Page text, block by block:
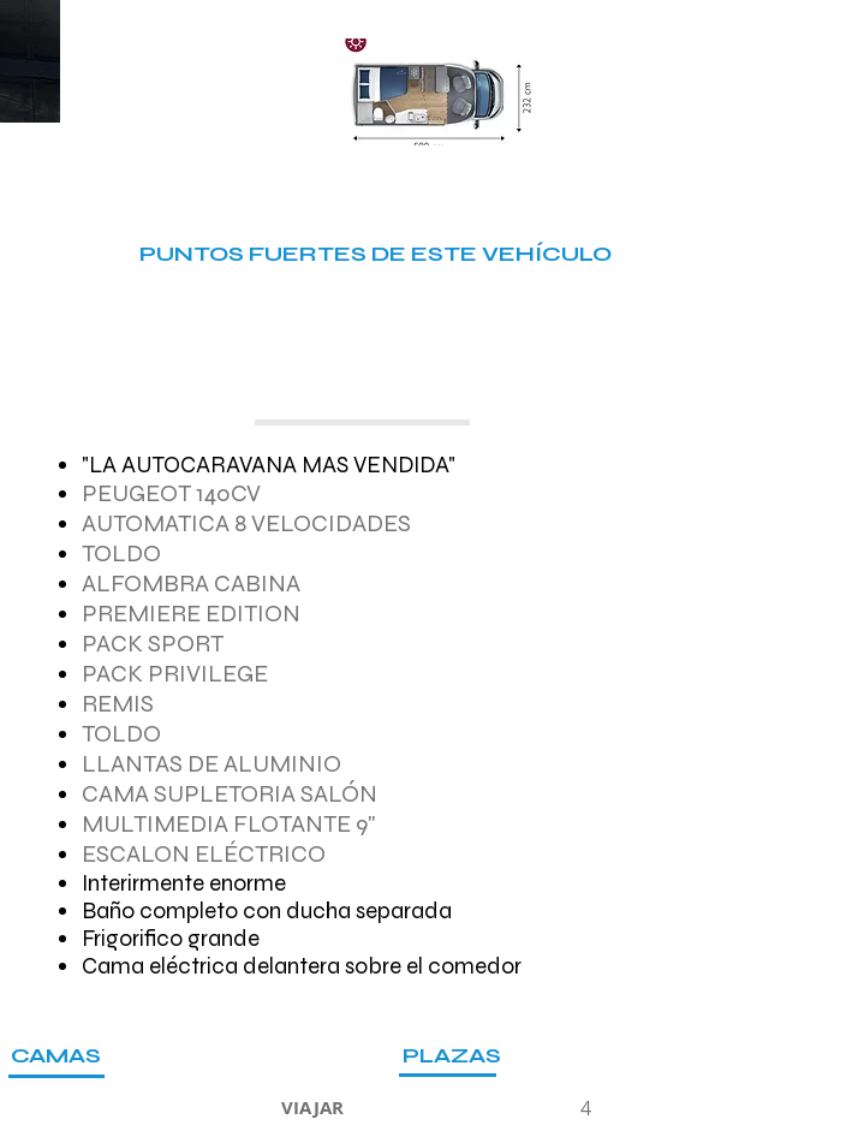
PUNTOS FUERTES DE ESTE VEHÍCULO
"LA AUTOCARAVANA MAS VENDIDA"
PEUGEOT 140CV
AUTOMATICA 8 VELOCIDADES
TOLDO
ALFOMBRA CABINA
PREMIERE EDITION
PACK SPORT
PACK PRIVILEGE
REMIS
TOLDO
LLANTAS DE ALUMINIO
CAMA SUPLETORIA SALÓN
MULTIMEDIA FLOTANTE 9"
ESCALON ELÉCTRICO
Interirmente enorme
Baño completo con ducha separada
Frigorifico grande
Cama eléctrica delantera sobre el comedor
CAMAS PLAZAS
VIAJAR 4